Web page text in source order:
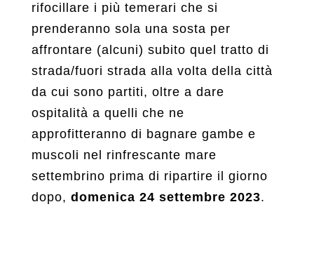
rifocillare i più temerari che si
prenderanno sola una sosta per
affrontare (alcuni) subito quel tratto di
strada/fuori strada alla volta della città
da cui sono partiti, oltre a dare
ospitalità a quelli che ne
approfitteranno di bagnare gambe e
muscoli nel rinfrescante mare
settembrino prima di ripartire il giorno
dopo, domenica 24 settembre 2023.